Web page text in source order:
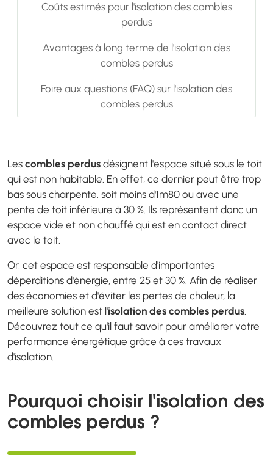
Les combles perdus désignent l'espace situé sous le toit
qui est non habitable. En effet, ce dernier peut être trop
bas sous charpente, soit moins d'1m80 ou avec une
pente de toit inférieure à 30 %. Ils représentent donc un
espace vide et non chauffé qui est en contact direct
avec le toit.
Or, cet espace est responsable d'importantes
déperditions d'énergie, entre 25 et 30 %. Afin de réaliser
des économies et d'éviter les pertes de chaleur, la
meilleure solution est l'isolation des combles perdus.
Découvrez tout ce qu'il faut savoir pour améliorer votre
performance énergétique grâce à ces travaux
d'isolation.
Pourquoi choisir l'isolation des
combles perdus ?
Coûts estimés pour l'isolation des combles
perdus
Avantages à long terme de l'isolation des
combles perdus
Foire aux questions (FAQ) sur l'isolation des
combles perdus